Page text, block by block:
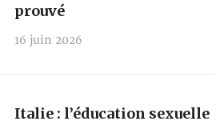
prouvé
16 juin 2026
Italie : l’éducation sexuelle